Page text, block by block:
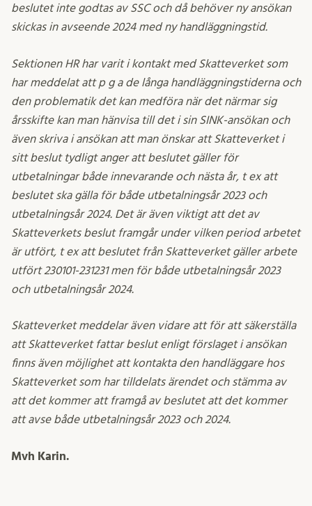
beslutet inte godtas av SSC och då behöver ny ansökan
skickas in avseende 2024 med ny handläggningstid.
Sektionen HR har varit i kontakt med Skatteverket som
har meddelat att p g a de långa handläggningstiderna och
den problematik det kan medföra när det närmar sig
årsskifte kan man hänvisa till det i sin SINK-ansökan och
även skriva i ansökan att man önskar att Skatteverket i
sitt beslut tydligt anger att beslutet gäller för
utbetalningar både innevarande och nästa år, t ex att
beslutet ska gälla för både utbetalningsår 2023 och
utbetalningsår 2024. Det är även viktigt att det av
Skatteverkets beslut framgår under vilken period arbetet
är utfört, t ex att beslutet från Skatteverket gäller arbete
utfört 230101-231231 men för både utbetalningsår 2023
och utbetalningsår 2024.
Skatteverket meddelar även vidare att för att säkerställa
att Skatteverket fattar beslut enligt förslaget i ansökan
finns även möjlighet att kontakta den handläggare hos
Skatteverket som har tilldelats ärendet och stämma av
att det kommer att framgå av beslutet att det kommer
att avse både utbetalningsår 2023 och 2024.
Mvh Karin.